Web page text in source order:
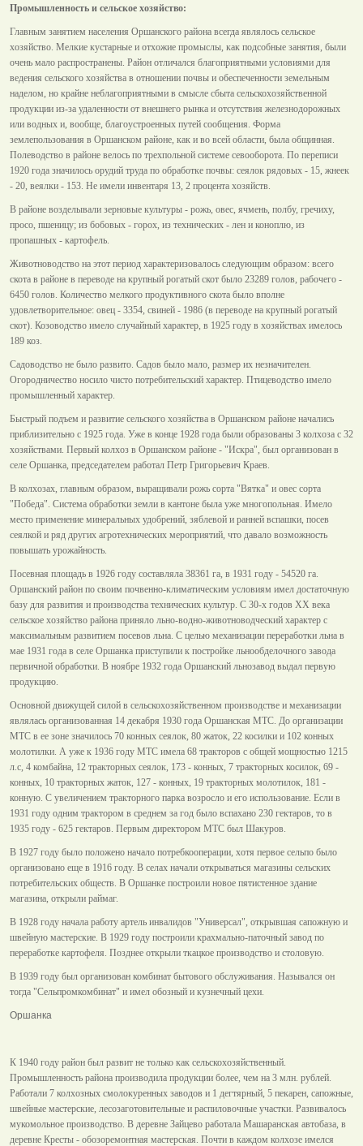
Промышленность и сельское хозяйство:
Главным занятием населения Оршанского района всегда являлось сельское
хозяйство. Мелкие кустарные и отхожие промыслы, как подсобные занятия, были
очень мало распространены. Район отличался благоприятными условиями для
ведения сельского хозяйства в отношении почвы и обеспеченности земельным
наделом, но крайне неблагоприятными в смысле сбыта сельскохозяйственной
продукции из-за удаленности от внешнего рынка и отсутствия железнодорожных
или водных и, вообще, благоустроенных путей сообщения. Форма
землепользования в Оршанском районе, как и во всей области, была общинная.
Полеводство в районе велось по трехпольной системе севооборота. По переписи
1920 года значилось орудий труда по обработке почвы: сеялок рядовых - 15, жнеек
- 20, веялки - 153. Не имели инвентаря 13, 2 процента хозяйств.
В районе возделывали зерновые культуры - рожь, овес, ячмень, полбу, гречиху,
просо, пшеницу; из бобовых - горох, из технических - лен и коноплю, из
пропашных - картофель.
Животноводство на этот период характеризовалось следующим образом: всего
скота в районе в переводе на крупный рогатый скот было 23289 голов, рабочего -
6450 голов. Количество мелкого продуктивного скота было вполне
удовлетворительное: овец - 3354, свиней - 1986 (в переводе на крупный рогатый
скот). Козоводство имело случайный характер, в 1925 году в хозяйствах имелось
189 коз.
Садоводство не было развито. Садов было мало, размер их незначителен.
Огородничество носило чисто потребительский характер. Птицеводство имело
промышленный характер.
Быстрый подъем и развитие сельского хозяйства в Оршанском районе начались
приблизительно с 1925 года. Уже в конце 1928 года были образованы 3 колхоза с 32
хозяйствами. Первый колхоз в Оршанском районе - "Искра", был организован в
селе Оршанка, председателем работал Петр Григорьевич Краев.
В колхозах, главным образом, выращивали рожь сорта "Вятка" и овес сорта
"Победа". Система обработки земли в кантоне была уже многопольная. Имело
место применение минеральных удобрений, зяблевой и ранней вспашки, посев
сеялкой и ряд других агротехнических мероприятий, что давало возможность
повышать урожайность.
Посевная площадь в 1926 году составляла 38361 га, в 1931 году - 54520 га.
Оршанский район по своим почвенно-климатическим условиям имел достаточную
базу для развития и производства технических культур. С 30-х годов XX века
сельское хозяйство района приняло льно-водно-животноводческий характер с
максимальным развитием посевов льна. С целью механизации переработки льна в
мае 1931 года в селе Оршанка приступили к постройке льнообделочного завода
первичной обработки. В ноябре 1932 года Оршанский льнозавод выдал первую
продукцию.
Основной движущей силой в сельскохозяйственном производстве и механизации
являлась организованная 14 декабря 1930 года Оршанская МТС. До организации
МТС в ее зоне значилось 70 конных сеялок, 80 жаток, 22 косилки и 102 конных
молотилки. А уже к 1936 году МТС имела 68 тракторов с общей мощностью 1215
л.с, 4 комбайна, 12 тракторных сеялок, 173 - конных, 7 тракторных косилок, 69 -
конных, 10 тракторных жаток, 127 - конных, 19 тракторных молотилок, 181 -
конную. С увеличением тракторного парка возросло и его использование. Если в
1931 году одним трактором в среднем за год было вспахано 230 гектаров, то в
1935 году - 625 гектаров. Первым директором МТС был Шакуров.
В 1927 году было положено начало потребкооперации, хотя первое сельпо было
организовано еще в 1916 году. В селах начали открываться магазины сельских
потребительских обществ. В Оршанке построили новое пятистенное здание
магазина, открыли раймаг.
В 1928 году начала работу артель инвалидов "Универсал", открывшая сапожную и
швейную мастерские. В 1929 году построили крахмально-паточный завод по
переработке картофеля. Позднее открыли ткацкое производство и столовую.
В 1939 году был организован комбинат бытового обслуживания. Назывался он
тогда "Сельпромкомбинат" и имел обозный и кузнечный цехи.
Оршанка
К 1940 году район был развит не только как сельскохозяйственный.
Промышленность района производила продукции более, чем на 3 млн. рублей.
Работали 7 колхозных смолокуренных заводов и 1 дегтярный, 5 пекарен, сапожные,
швейные мастерские, лесозаготовительные и распиловочные участки. Развивалось
мукомольное производство. В деревне Зайцево работала Машаранская автобаза, в
деревне Кресты - обозоремонтная мастерская. Почти в каждом колхозе имелся